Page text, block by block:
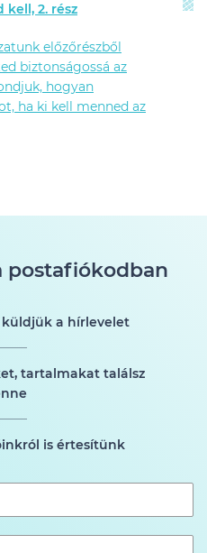
2. rész
előzőrészből
biztonságossá az
hogyan
ha ki kell menned az
postafiókodban
küldjük a hírlevelet
tartalmakat találsz
is értesítünk